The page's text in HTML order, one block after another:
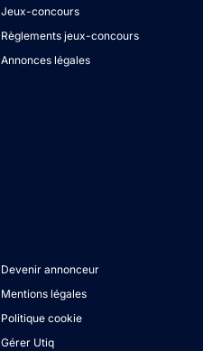
Jeux-concours
Règlements jeux-concours
Annonces légales
Devenir annonceur
Mentions légales
Politique cookie
Gérer Utiq